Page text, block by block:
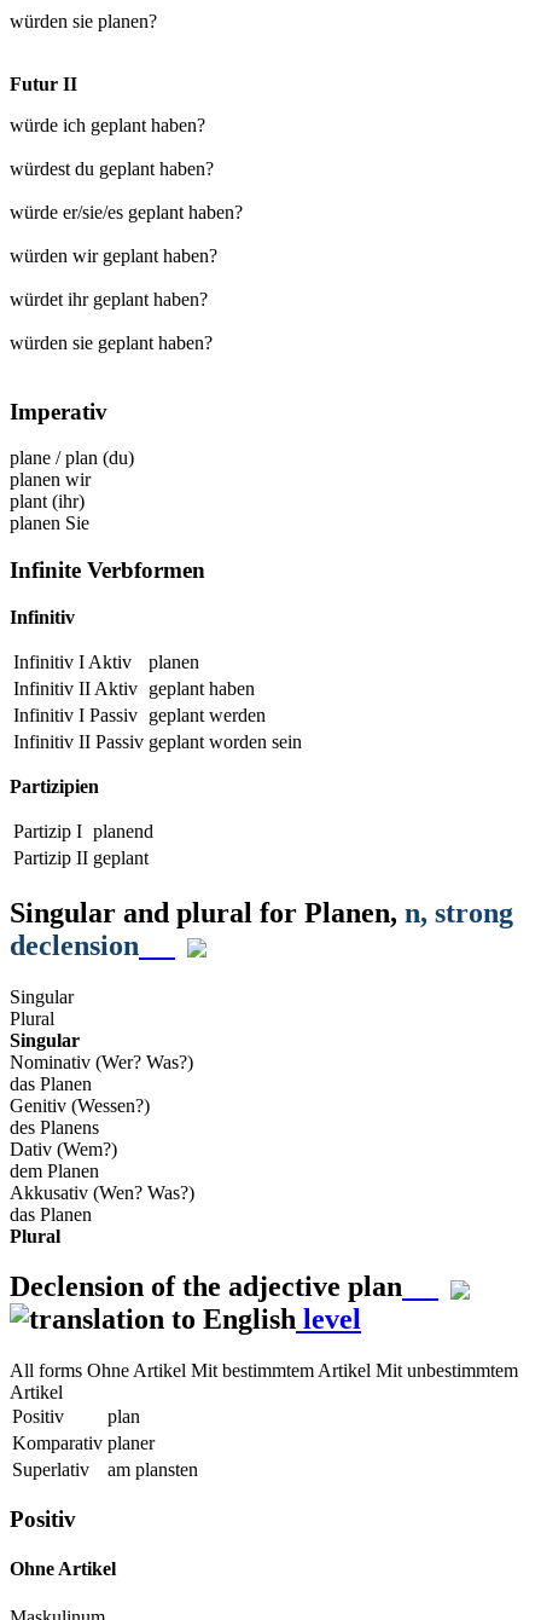
würden sie planen?
Futur II
würde ich geplant haben?
würdest du geplant haben?
würde er/sie/es geplant haben?
würden wir geplant haben?
würdet ihr geplant haben?
würden sie geplant haben?
Imperativ
plane /plan (du)
planen wir
plant (ihr)
planen Sie
Infinite Verbformen
Infinitiv
Infinitiv I Aktiv
planen
Infinitiv II Aktiv geplant haben
Infinitiv I Passiv geplant werden
Infinitiv II Passiv geplant worden sein
Partizipien
Partizip I planend
Partizip II geplant
Singular and plural for Planen, n, strong
declension
Singular
Plural
Singular
Nominativ (Wer? Was?)
das Planen
Genitiv (Wessen?)
des Planens
Dativ (Wem?)
dem Planen
Akkusativ (Wen? Was?)
das Planen
Plural
Declension of the adjective plan
level
All forms Ohne Artikel Mit bestimmtem Artikel Mit unbestimmtem
Artikel
Positiv
plan
Komparativ planer
Superlativ
am plansten
Positiv
Ohne Artikel